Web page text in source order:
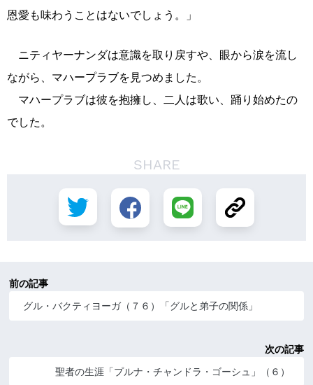
恩愛も味わうことはないでしょう。」
ニティヤーナンダは意識を取り戻すや、眼から涙を流し
ながら、マハープラブを見つめました。
マハープラブは彼を抱擁し、二人は歌い、踊り始めたの
でした。
SHARE
前の記事
グル・バクティヨーガ（７６）「グルと弟子の関係」
次の記事
聖者の生涯「プルナ・チャンドラ・ゴーシュ」（６）